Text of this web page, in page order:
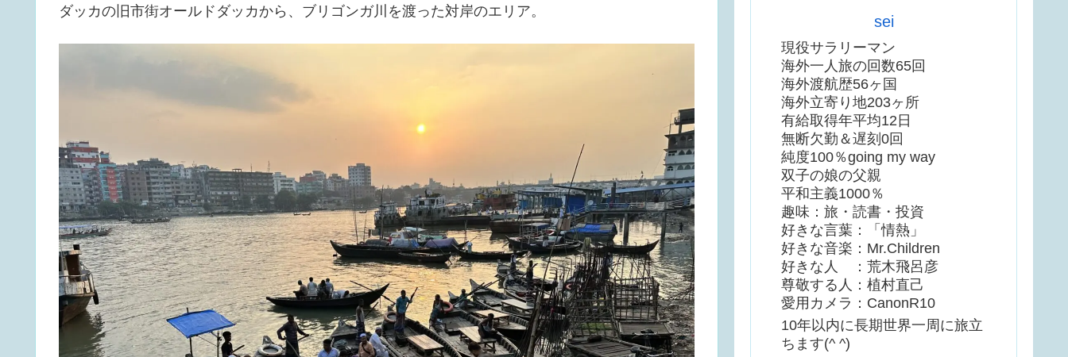
ダッカの旧市街オールドダッカから、ブリゴンガ川を渡った対岸のエリア。
sei
現役サラリーマン
海外一人旅の回数65回
海外渡航歴56ヶ国
海外立寄り地203ヶ所
有給取得年平均12日
無断欠勤＆遅刻0回
純度100％going my way
双子の娘の父親
平和主義1000％
趣味：旅・読書・投資
好きな言葉：「情熱」
好きな音楽：Mr.Children
好きな人 ：荒木飛呂彦
尊敬する人：植村直己
愛用カメラ：CanonR10
10年以内に長期世界一周に旅立
ちます(^ ^)